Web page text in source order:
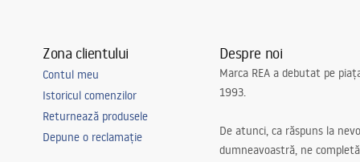
Zona clientului
Contul meu
Istoricul comenzilor
Returnează produsele
Depune o reclamație
Despre noi
Marca REA a debutat pe
1993.
De atunci, ca răspuns la
dumneavoastră, ne